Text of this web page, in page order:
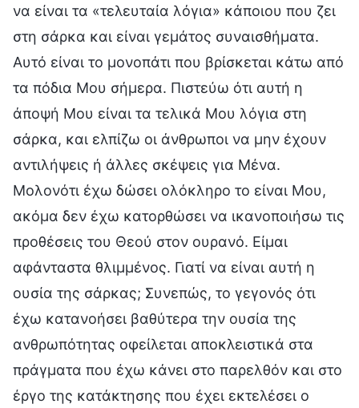
να είναι τα «τελευταία λόγια» κάποιου που ζει
στη σάρκα και είναι γεμάτος συναισθήματα.
Αυτό είναι το μονοπάτι που βρίσκεται κάτω από
τα πόδια Μου σήμερα. Πιστεύω ότι αυτή η
άποψή Μου είναι τα τελικά Μου λόγια στη
σάρκα, και ελπίζω οι άνθρωποι να μην έχουν
αντιλήψεις ή άλλες σκέψεις για Μένα.
Μολονότι έχω δώσει ολόκληρο το είναι Μου,
ακόμα δεν έχω κατορθώσει να ικανοποιήσω τις
προθέσεις του Θεού στον ουρανό. Είμαι
αφάνταστα θλιμμένος. Γιατί να είναι αυτή η
ουσία της σάρκας; Συνεπώς, το γεγονός ότι
έχω κατανοήσει βαθύτερα την ουσία της
ανθρωπότητας οφείλεται αποκλειστικά στα
πράγματα που έχω κάνει στο παρελθόν και στο
έργο της κατάκτησης που έχει εκτελέσει ο